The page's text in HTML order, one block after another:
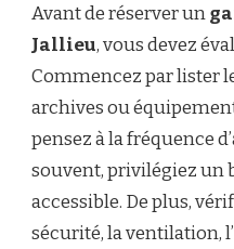
Avant de réserver un
Jallieu, vous devez
Commencez par lister
archives ou
pensez à la fréquence
souvent, privilégiez un
accessible. De plus,
sécurité, la ventilation,